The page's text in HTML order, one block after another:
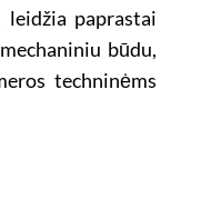
paprastai
būdu,
techninėms